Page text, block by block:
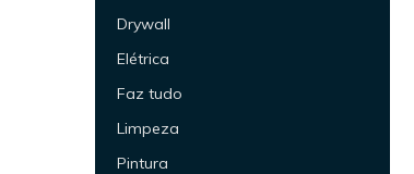
Drywall
Elétrica
Faz tudo
Limpeza
Pintura